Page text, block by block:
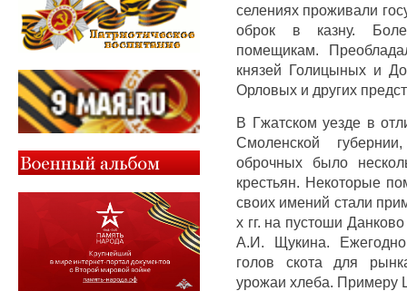
селениях проживали
оброк в казну.
помещикам.
князей Голицыных и
Орловых и других
В Гжатском уезде в
Смоленской
оброчных было
крестьян. Некоторые
своих имений стали
х гг. на пустоши
А.И. Щукина.
голов скота для
урожаи хлеба. Примеру